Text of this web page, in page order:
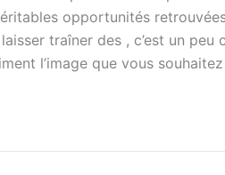
opportunités
traîner des , c’est un
l’image que vous souhaitez